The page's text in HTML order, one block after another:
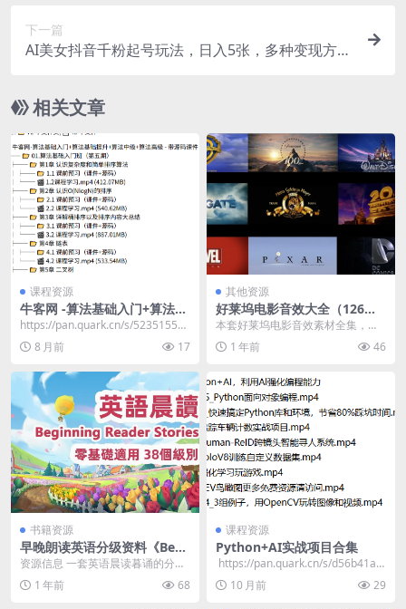
下一篇
AI美女抖音千粉起号玩法，日入5张，多种变现方
相关文章
课程资源
牛客网 -算法基础入门+算法基
础提升+算法中级+算法高级 –
带源码课件
https://pan.quark.cn/s/523515587
890 总计: ...
8 月前 17
其他资源
好莱坞电影音效大全（126
套）
本套好莱坞电影音效素材全集，来
自欧美等国专业音频制作公司和好
莱坞电影制作机构多年...
1 年前 46
书籍资源
早晚朗读英语分级资料《Begi
nning Reader Stories (1-38
资源信息 一套英语晨读暮诵的分级
指读资料，阅读难度从低到高，循
序渐进，可以帮孩子...
1 年前 68
课程资源
Python+AI实战项目合集
​ https://pan.quark.cn/s/d56b41a2
3795 📁 ...
10 月前 29